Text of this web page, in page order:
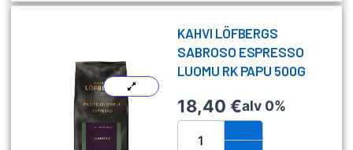
KAHVI LÖFBERGS
SABROSO ESPRESSO
LUOMU RK PAPU 500G
18,40€alv 0%
Kahvi
Löfbergs